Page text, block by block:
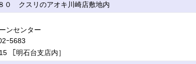
０ クスリのアオキ川崎店敷地内
ンセンター
ｰ5683
［明石台支店内］